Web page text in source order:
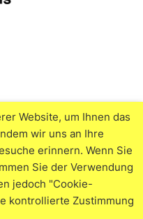
Website, um Ihnen das
wir uns an Ihre
erinnern. Wenn Sie
Sie der Verwendung
jedoch "Cookie-
kontrollierte Zustimmung